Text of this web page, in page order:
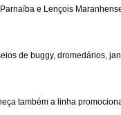
e Lençois
de buggy, dromedários,
também a linha